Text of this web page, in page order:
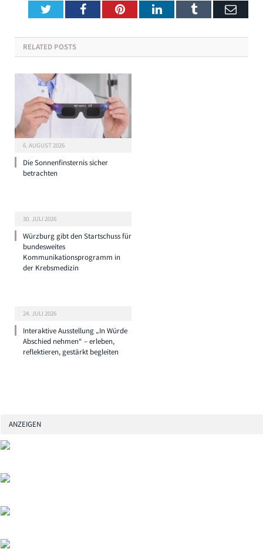
TwitterFacebookPinterestLinkedInTumblr
RELATED POSTS
6. AUGUST 2026
Die Sonnenfinsternis sicher
betrachten
30. JULI 2026
Würzburg gibt den Startschuss für
bundesweites
Kommunikationsprogramm in
der Krebsmedizin
24. JULI 2026
Interaktive Ausstellung „In Würde
Abschied nehmen“ – erleben,
reflektieren, gestärkt begleiten
ANZEIGEN